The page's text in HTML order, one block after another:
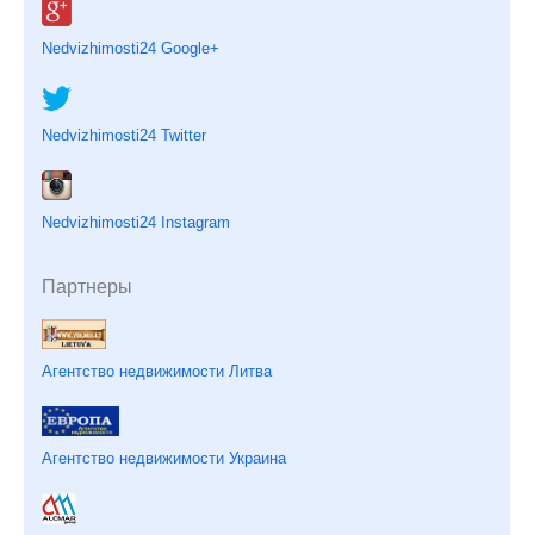
Nedvizhimosti24 Google+
Nedvizhimosti24 Twitter
Nedvizhimosti24 Instagram
Партнеры
Агентство недвижимости Литва
Агентство недвижимости Украина